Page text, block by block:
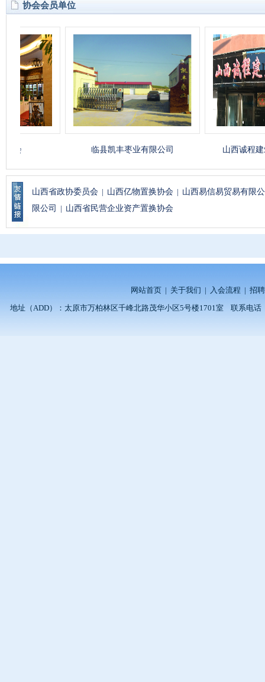
协会会员单位
临县凯丰枣业有限公司 山西诚程建筑工程有
山西省政协委员会 | 山西亿物置换协会 | 山西易信易贸易有限
限公司
| 山西省民营企业资产置换协会
网站首页 | 关于我们 | 入会流程 | 招
地址（ADD）：太原市万柏林区千峰北路茂华小区5号楼1701室 联系电话